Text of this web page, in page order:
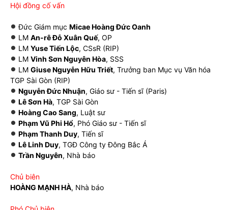
Hội đồng cố vấn
Đức Giám mục Micae Hoàng Đức Oanh
LM An-rê Đỗ Xuân Quế, OP
LM Yuse Tiến Lộc, CSsR (RIP)
LM Vinh Sơn Nguyên Hòa, SSS
LM Giuse Nguyễn Hữu Triết, Trưởng ban Mục vụ Văn hóa
TGP Sài Gòn (RIP)
Nguyễn Đức Nhuận, Giáo sư - Tiến sĩ (Paris)
Lê Sơn Hà, TGP Sài Gòn
Hoàng Cao Sang, Luật sư
Phạm Vũ Phi Hổ, Phó Giáo sư - Tiến sĩ
Phạm Thanh Duy, Tiến sĩ
Lê Linh Duy, TGĐ Công ty Đông Bắc Á
Trần Nguyên, Nhà báo
Chủ biên
HOÀNG MẠNH HÀ, Nhà báo